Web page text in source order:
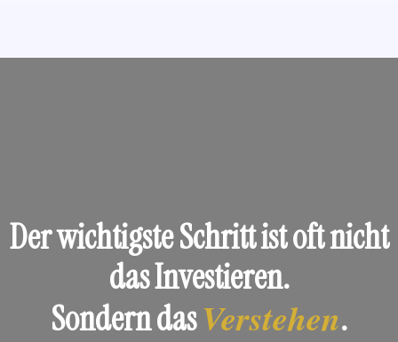
Der wichtigste Schritt ist oft nicht
das Investieren.
Sondern dasVerstehen.